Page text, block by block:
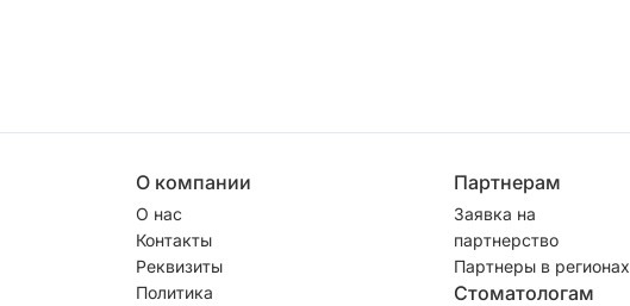
О компании
О нас
Контакты
Реквизиты
Политика
Партнерам
Заявка на
партнерство
Партнеры в регионах
Стоматологам